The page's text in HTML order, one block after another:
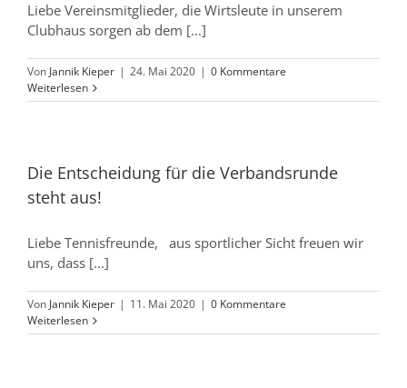
Liebe Vereinsmitglieder, die Wirtsleute in unserem
Clubhaus sorgen ab dem [...]
Von Jannik Kieper | 24. Mai 2020 | 0 Kommentare
Weiterlesen
Die Entscheidung für die Verbandsrunde
steht aus!
Liebe Tennisfreunde, aus sportlicher Sicht freuen wir
uns, dass [...]
Von Jannik Kieper | 11. Mai 2020 | 0 Kommentare
Weiterlesen